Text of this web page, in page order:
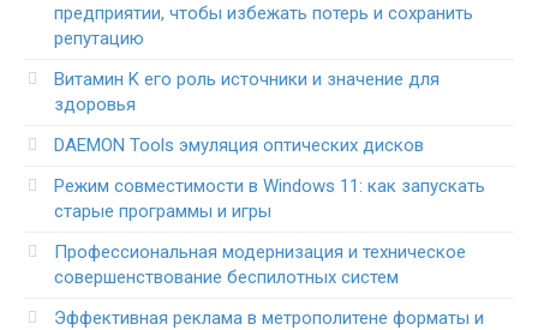
предприятии, чтобы избежать потерь и сохранить
репутацию
Витамин K его роль источники и значение для
здоровья
DAEMON Tools эмуляция оптических дисков
Режим совместимости в Windows 11: как запускать
старые программы и игры
Профессиональная модернизация и техническое
совершенствование беспилотных систем
Эффективная реклама в метрополитене форматы и